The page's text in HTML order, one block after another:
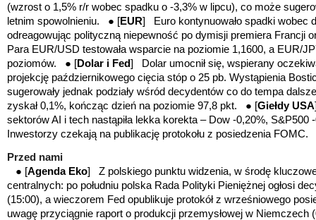
(wzrost o 1,5% r/r wobec spadku o -3,3% w lipcu), co może
letnim spowolnieniu. ● [EUR] Euro kontynuowało spadki wobec
odreagowując polityczną niepewność po dymisji premiera Francji
Para EUR/USD testowała wsparcie na poziomie 1,1600, a EUR/
poziomów. ● [Dolar i Fed] Dolar umocnił się, wspierany
projekcję październikowego cięcia stóp o 25 pb. Wystąpienia
sugerowały jednak podziały wśród decydentów co do tempa
zyskał 0,1%, kończąc dzień na poziomie 97,8 pkt. ● [Giełdy USA
sektorów AI i tech nastąpiła lekka korekta – Dow -0,20%, S&P500
Inwestorzy czekają na publikację protokołu z posiedzenia FOMC.
Przed nami
● [Agenda Eko] Z polskiego punktu widzenia, w środę
centralnych: po południu polska Rada Polityki Pieniężnej ogłosi
(15:00), a wieczorem Fed opublikuje protokół z wrześniowego
uwagę przyciągnie raport o produkcji przemysłowej w